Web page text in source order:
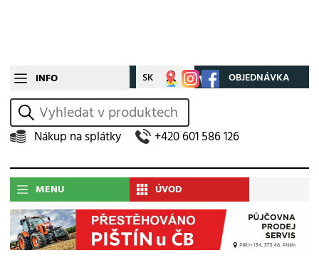
INFO CZ SK Můj účet OBJEDNÁVKA
vyhledat
Nákup na splátky +420 601 586 126
MENU ÚVOD